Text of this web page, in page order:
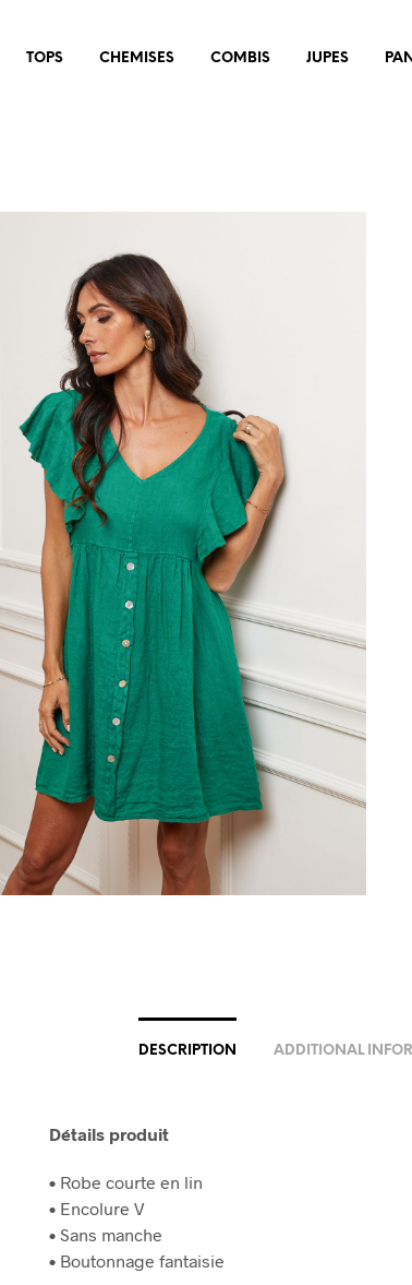
TOPS CHEMISES COMBIS JUPES
DESCRIPTION ADDITIONAL
Détails produit
• Robe courte en lin
• Encolure V
• Sans manche
• Boutonnage fantaisie